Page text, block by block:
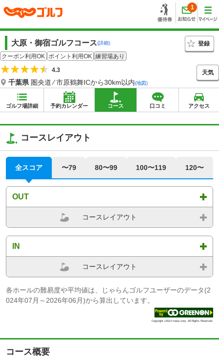
1
大原・御宿ゴルフコース(詳細)
登録
クーポン利用OK ポイント利用OK 練習場あり
4.3
千葉県 圏央道 ⁄ 市原鶴舞ICから30km以内(地図)
天気
ゴルフ場詳細 予約カレンダー コース 口コミ アクセス
コースレイアウト
全スコア 〜79 80〜99 100〜119 120〜
OUT
コースレイアウト
IN
コースレイアウト
各ホールの難易度や平均値は、じゃらんゴルフユーザーのデータ(2
024年07月～2026年06月)から算出しています。
Copyright c2014 masa corp. All Rights Reserved.
コース概要